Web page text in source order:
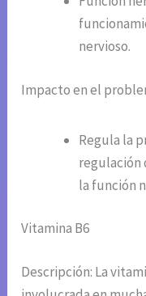
nervioso.
Impacto en el
Regula la
regulación
la función
Vitamina B6
Descripción: La